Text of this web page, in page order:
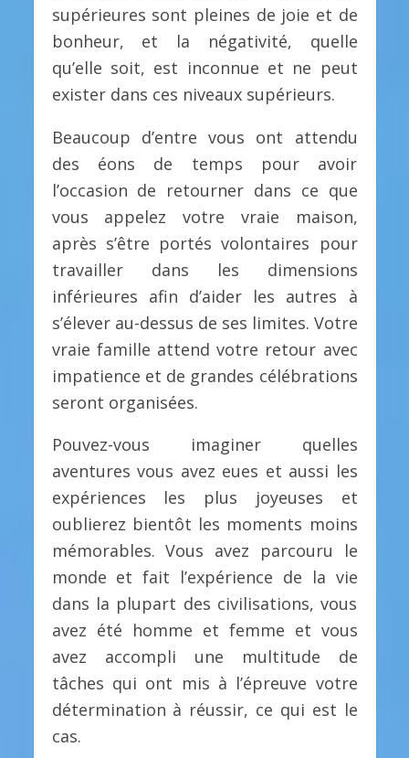
supérieures sont pleines de joie et de
bonheur, et la négativité, quelle
qu’elle soit, est inconnue et ne peut
exister dans ces niveaux supérieurs.
Beaucoup d’entre vous ont attendu
des éons de temps pour avoir
l’occasion de retourner dans ce que
vous appelez votre vraie maison,
après s’être portés volontaires pour
travailler dans les dimensions
inférieures afin d’aider les autres à
s’élever au-dessus de ses limites. Votre
vraie famille attend votre retour avec
impatience et de grandes célébrations
seront organisées.
Pouvez-vous imaginer quelles
aventures vous avez eues et aussi les
expériences les plus joyeuses et
oublierez bientôt les moments moins
mémorables. Vous avez parcouru le
monde et fait l’expérience de la vie
dans la plupart des civilisations, vous
avez été homme et femme et vous
avez accompli une multitude de
tâches qui ont mis à l’épreuve votre
détermination à réussir, ce qui est le
cas.